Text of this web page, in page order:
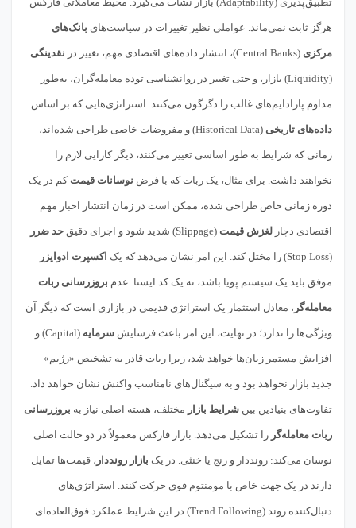
هرگز ثابت نمی‌ماند. عواملی نظیر تغییرات در سیاست‌های بانک‌های
مرکزی (Central Banks)، انتشار داده‌های اقتصادی مهم، تغییر در نقدینگی
(Liquidity) بازار، و حتی تغییر در روانشناسی توده معامله‌گران، به‌طور
مداوم پارادایم‌های غالب را دگرگون می‌کنند. استراتژی‌هایی که بر اساس
داده‌های تاریخی (Historical Data) و مفروضات خاصی طراحی شده‌اند،
زمانی که شرایط به طور اساسی تغییر می‌کنند، دیگر کارایی لازم را
نخواهند داشت. برای مثال، یک ربات که با فرض نوسانات قیمت کم در یک
دوره زمانی خاص طراحی شده، ممکن است در زمان انتشار اخبار مهم
اقتصادی دچار لغزش قیمت (Slippage) شدید شود و اجرای دقیق حد ضرر
(Stop Loss) را مختل کند. این امر نشان می‌دهد که یک اکسپرت ادوایزر
موفق باید یک سیستم پویا باشد، نه یک کد ایستا. عدم بروزرسانی ربات
معامله‌گر ، معادل استثمار یک استراتژی قدیمی در بازاری است که دیگر آن
ویژگی‌ها را ندارد؛ در نهایت، این امر باعث فرسایش سرمایه (Capital) و
افزایش مستمر زیان‌ها خواهد شد، زیرا ربات قادر به تشخیص «رژیم»
جدید بازار نخواهد بود و به سیگنال‌های نامناسب واکنش نشان خواهد داد.
تفاوت‌های بنیادین بین شرایط بازار مختلف، هسته اصلی نیاز به بروزرسانی
ربات معامله‌گر را تشکیل می‌دهد. بازار فارکس معمولاً در دو حالت اصلی
نوسان می‌کند: رونددار و رنج یا خنثی. در یک بازار رونددار ، قیمت‌ها تمایل
دارند در یک جهت خاص با مومنتوم قوی حرکت کنند. استراتژی‌های
دنبال‌کننده روند (Trend Following) در این شرایط عملکرد فوق‌العاده‌ای